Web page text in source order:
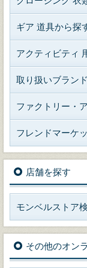
ギア 道具から探
アクティビティ
取り扱いブラン
ファクトリー・
フレンドマーケ
店舗を探す
モンベルストア
その他のオン